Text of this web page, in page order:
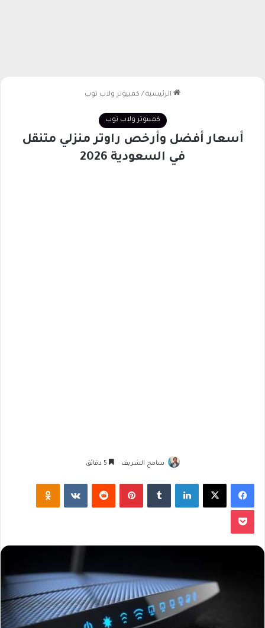
الرئيسية / كمبيوتر ولاب توب
كمبيوتر ولاب توب
أسعار أفضل وأرخص راوتر منزلي متنقل
في السعودية 2026
سامح الشريف
فيسبوك لينكدإن بينتيريست